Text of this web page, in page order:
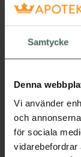
Samtycke
Denna
Vi använder
och
för sociala
vidarebefordrar
Aktuella